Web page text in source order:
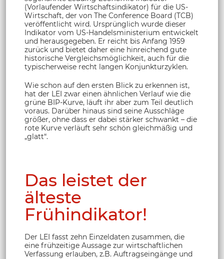
(Vorlaufender Wirtschaftsindikator) für die US-
Wirtschaft, der von The Conference Board (TCB)
veröffentlicht wird. Ursprünglich wurde dieser
Indikator vom US-Handelsministerium entwickelt
und herausgegeben. Er reicht bis Anfang 1959
zurück und bietet daher eine hinreichend gute
historische Vergleichsmöglichkeit, auch für die
typischerweise recht langen Konjunkturzyklen.
Wie schon auf den ersten Blick zu erkennen ist,
hat der LEI zwar einen ähnlichen Verlauf wie die
grüne BIP-Kurve, läuft ihr aber zum Teil deutlich
voraus. Darüber hinaus sind seine Ausschläge
größer, ohne dass er dabei stärker schwankt – die
rote Kurve verläuft sehr schön gleichmäßig und
„glatt“.
Das leistet der
älteste
Frühindikator!
Der LEI fasst zehn Einzeldaten zusammen, die
eine frühzeitige Aussage zur wirtschaftlichen
Verfassung erlauben, z.B. Auftragseingänge und